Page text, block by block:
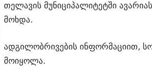
თელავის მუნიციპალიტეტში
მოხდა.
ადგილობრივების ინფორმაციით,
მოიყოლა.